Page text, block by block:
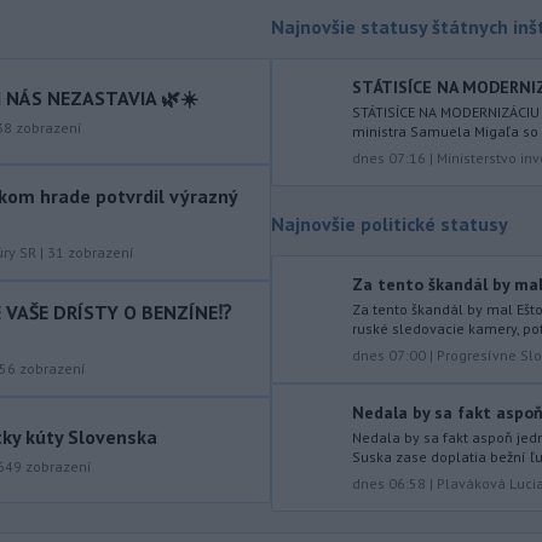
- Slovenská polícia prispela k
právoplatným odsúdením páchateľa v
Piatkový požiar v
bratislavskej rafinérii Slovnaft je
pod kontrolou.Príčina jeho vzniku
Ministerstvo kultúry (MK) SR
upraví verziu opatrenia o
pôsobnosti rezortu.
V bratislavskej rafinérii
Slovnaft horí uskladnený ropný
NÁS NEZASTAVIA 🌿☀️
zobrazení
hrade potvrdil výrazný
SR | 31 zobrazení
DRÍSTY O BENZÍNE⁉️
zobrazení
kúty Slovenska
zobrazení
Najnovšie statusy štátnych
STÁTISÍCE NA
STÁTISÍCE NA
ministra Samuela Migaľa
dnes 07:16 | Ministerstvo
Najnovšie politické statusy
Za tento škandál by
Za tento škandál by mal
ruské sledovacie kamery,
dnes 07:00 | Progresívne
Nedala by sa fakt
Nedala by sa fakt aspoň
Suska zase doplatia bežní
dnes 06:58 | Plaváková Lucia